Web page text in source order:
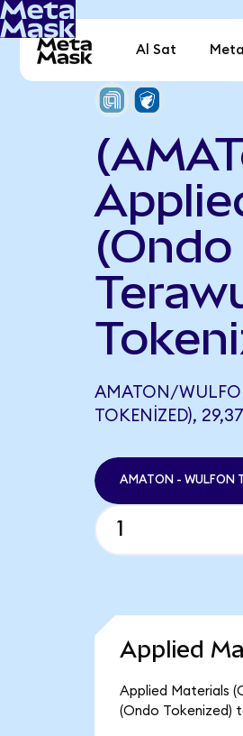
Al Sat
AMATON/
TOKENIZED),
AMATON - WULFON
Applied
Applied Materials
(Ondo Tokenized)